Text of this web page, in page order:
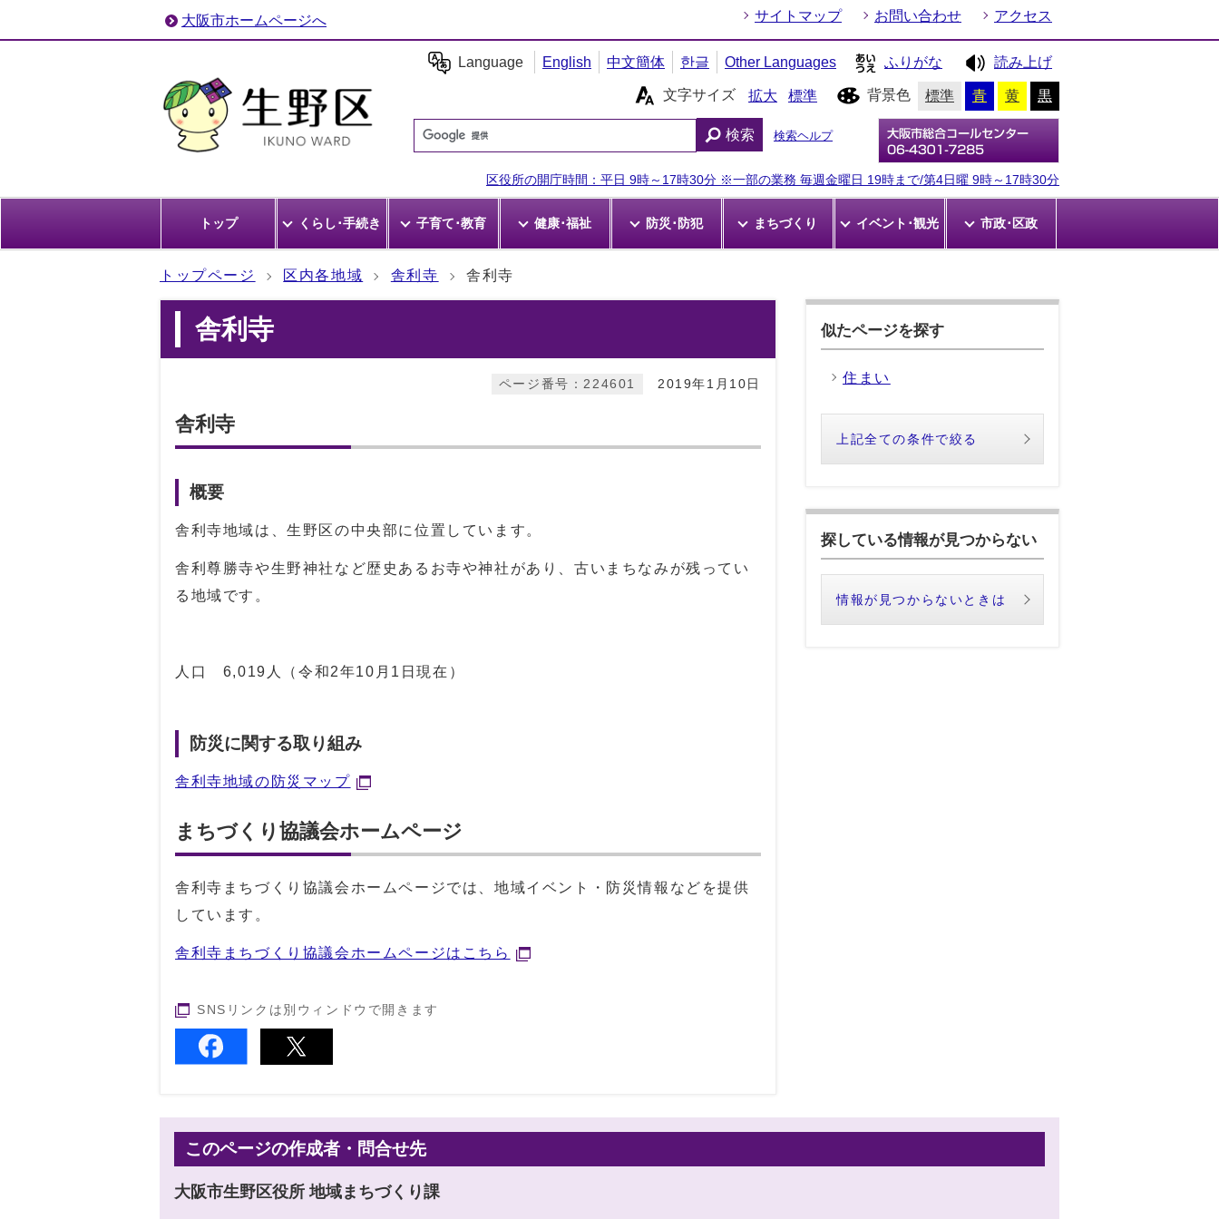
大阪市ホームページへ サイトマップ お問い合わせ アクセス
Language English 中文簡体 한글 Other Languages ふりがな 読み上げ
文字サイズ 拡大 標準 背景色 標準 青 黄 黒
検索 検索ヘルプ
区役所の開庁時間：平日 9時～17時30分 ※一部の業務 毎週金曜日 19時まで/第4日曜 9時～17時30分
トップ くらし･手続き 子育て･教育 健康･福祉 防災･防犯 まちづくり イベント･観光 市政･区政
トップページ 区内各地域 舎利寺 舎利寺
舎利寺
2019年1月10日
ページ番号：224601
舎利寺
概要
舎利寺地域は、生野区の中央部に位置しています。
舎利尊勝寺や生野神社など歴史あるお寺や神社があり、古いまちなみが残ってい
る地域です。
人口 6,019人（令和2年10月1日現在）
防災に関する取り組み
舎利寺地域の防災マップ
まちづくり協議会ホームページ
舎利寺まちづくり協議会ホームページでは、地域イベント・防災情報などを提供
しています。
舎利寺まちづくり協議会ホームページはこちら
SNSリンクは別ウィンドウで開きます
似たページを探す
住まい
上記全ての条件で絞る
探している情報が見つからない
情報が見つからないときは
このページの作成者・問合せ先
大阪市生野区役所 地域まちづくり課